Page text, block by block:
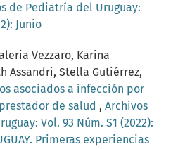
de Pediatría del Uruguay:
Junio
Vezzaro, Karina
Assandri, Stella Gutiérrez,
asociados a infección por
de salud , Archivos
Vol. 93 Núm. S1 (2022):
Primeras experiencias